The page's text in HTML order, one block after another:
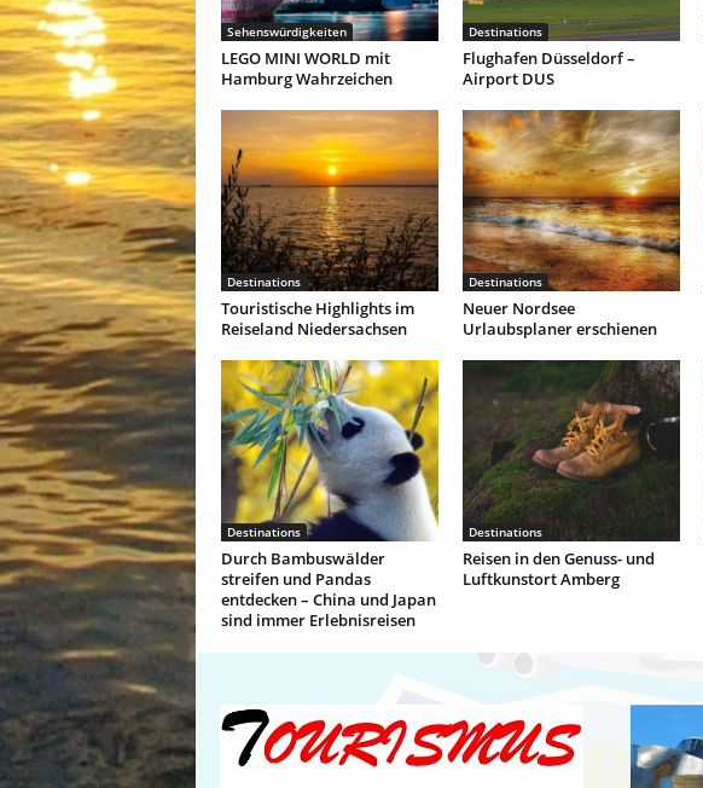
Sehenswürdigkeiten
LEGO MINI WORLD mit
Hamburg Wahrzeichen
Destinations
Flughafen Düsseldorf –
Airport DUS
Destinations
Touristische Highlights im
Reiseland Niedersachsen
Destinations
Neuer Nordsee
Urlaubsplaner erschienen
Destinations
Durch Bambuswälder
streifen und Pandas
entdecken – China und Japan
sind immer Erlebnisreisen
Destinations
Reisen in den Genuss- und
Luftkunstort Amberg